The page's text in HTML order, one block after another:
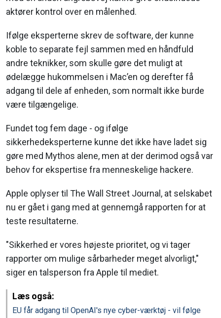
aktører kontrol over en målenhed.
Ifølge eksperterne skrev de software, der kunne
koble to separate fejl sammen med en håndfuld
andre teknikker, som skulle gøre det muligt at
ødelægge hukommelsen i Mac’en og derefter få
adgang til dele af enheden, som normalt ikke burde
være tilgængelige.
Fundet tog fem dage - og ifølge
sikkerhedeksperterne kunne det ikke have ladet sig
gøre med Mythos alene, men at der derimod også var
behov for ekspertise fra menneskelige hackere.
Apple oplyser til The Wall Street Journal, at selskabet
nu er gået i gang med at gennemgå rapporten for at
teste resultaterne.
"Sikkerhed er vores højeste prioritet, og vi tager
rapporter om mulige sårbarheder meget alvorligt,"
siger en talsperson fra Apple til mediet.
Læs også:
EU får adgang til OpenAI's nye cyber-værktøj - vil følge